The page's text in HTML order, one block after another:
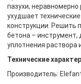
пазухи,
ухудшает
конструкции. Решить
бетона – инструмент,
уплотнения раствора
Технические
Производитель: